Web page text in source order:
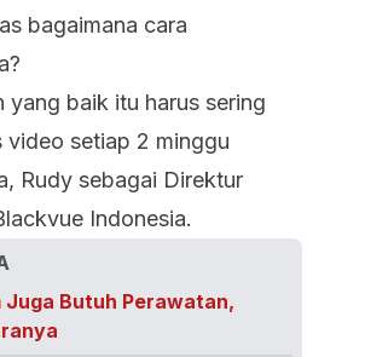
bagaimana cara
yang baik itu harus sering
video setiap 2 minggu
Rudy sebagai Direktur
Indonesia.
Juga Butuh Perawatan,